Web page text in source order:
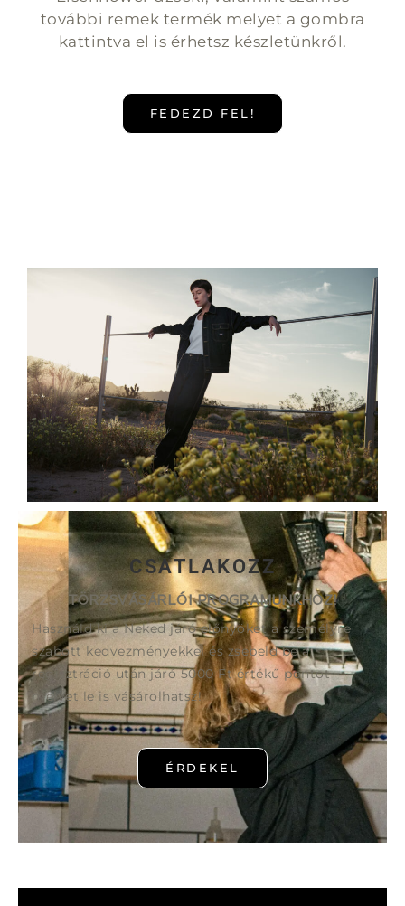
további remek termék melyet a gombra
kattintva el is érhetsz készletünkről.
FEDEZD FEL!
CSATLAKOZZ
TÖRZSVÁSÁRLÓI PROGRAMUNKHOZ!
Használd ki a Neked járó előnyöket a személyre
szabott kedvezményekkel és zsebeld be a
regisztráció után járó 5000 Ft értékű pontot
melyet le is vásárolhatsz!
ÉRDEKEL